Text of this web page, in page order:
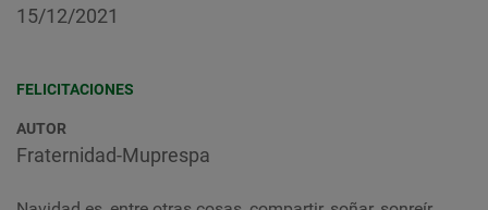
15/12/2021
FELICITACIONES
AUTOR
Fraternidad-Muprespa